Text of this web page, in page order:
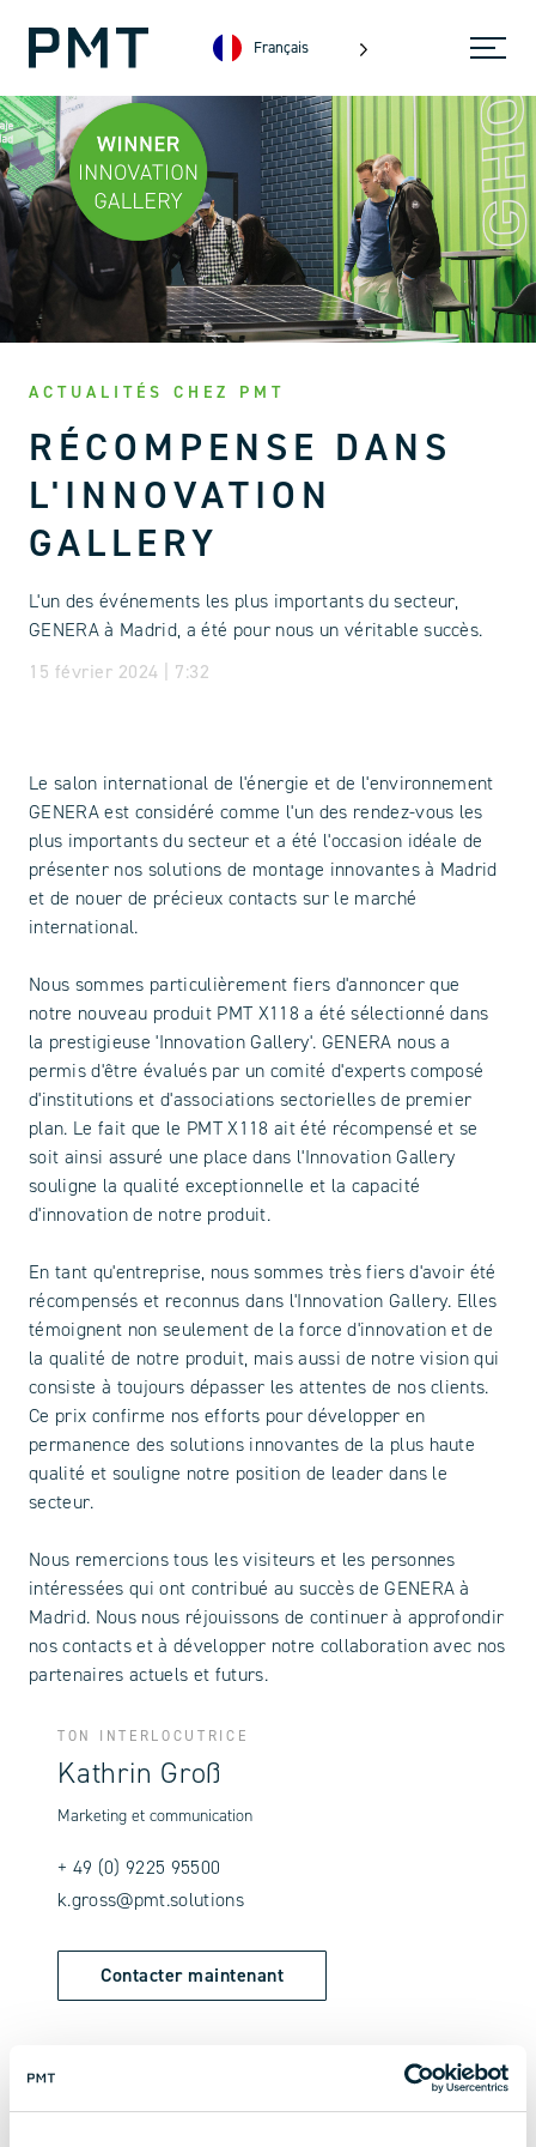
Français
ACTUALITÉS CHEZ PMT
RÉCOMPENSE DANS
L'INNOVATION
GALLERY
L'un des événements les plus importants du secteur,
GENERA à Madrid, a été pour nous un véritable succès.
15 février 2024 | 7:32
Le salon international de l'énergie et de l'environnement
GENERA est considéré comme l'un des rendez-vous les
plus importants du secteur et a été l'occasion idéale de
présenter nos solutions de montage innovantes à Madrid
et de nouer de précieux contacts sur le marché
international.
Nous sommes particulièrement fiers d'annoncer que
notre nouveau produit PMT X118 a été sélectionné dans
la prestigieuse 'Innovation Gallery'. GENERA nous a
permis d'être évalués par un comité d'experts composé
d'institutions et d'associations sectorielles de premier
plan. Le fait que le PMT X118 ait été récompensé et se
soit ainsi assuré une place dans l'Innovation Gallery
souligne la qualité exceptionnelle et la capacité
d'innovation de notre produit.
En tant qu'entreprise, nous sommes très fiers d'avoir été
récompensés et reconnus dans l'Innovation Gallery. Elles
témoignent non seulement de la force d'innovation et de
la qualité de notre produit, mais aussi de notre vision qui
consiste à toujours dépasser les attentes de nos clients.
Ce prix confirme nos efforts pour développer en
permanence des solutions innovantes de la plus haute
qualité et souligne notre position de leader dans le
secteur.
Nous remercions tous les visiteurs et les personnes
intéressées qui ont contribué au succès de GENERA à
Madrid. Nous nous réjouissons de continuer à approfondir
nos contacts et à développer notre collaboration avec nos
partenaires actuels et futurs.
TON INTERLOCUTRICE
Kathrin Groß
Marketing et communication
+ 49 (0) 9225 95500
k.gross@pmt.solutions
Contacter maintenant